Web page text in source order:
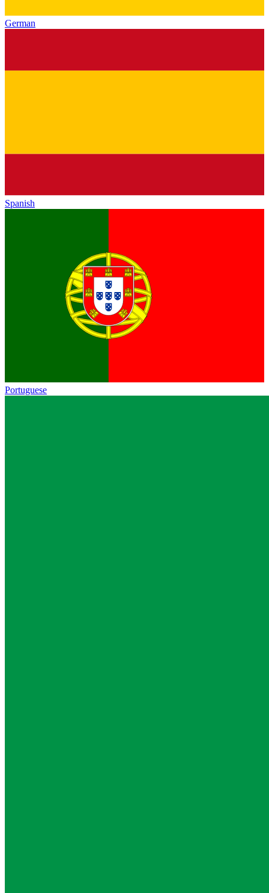
German
Spanish
Portuguese